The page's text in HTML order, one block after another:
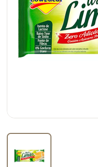
café
cerveja
biscoito
macarrão
queijo